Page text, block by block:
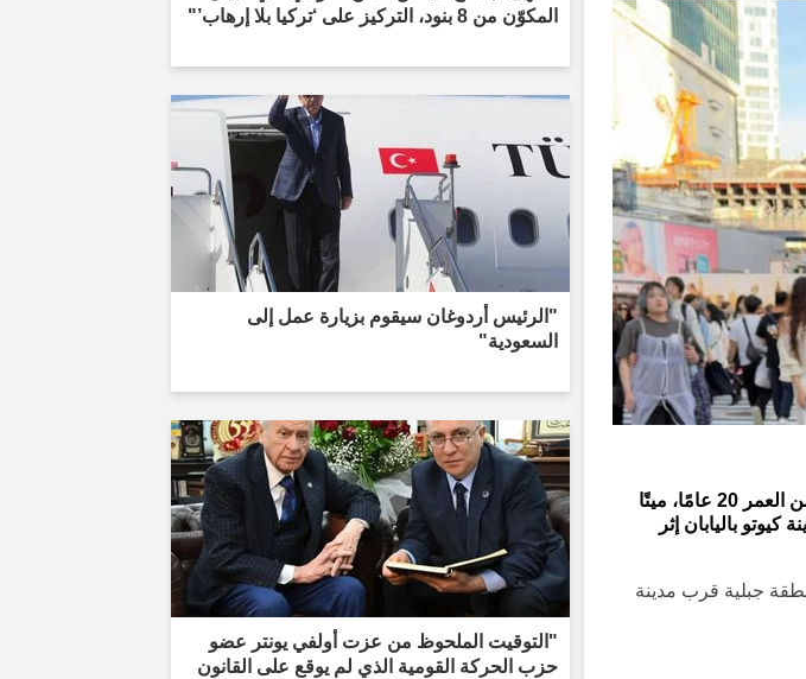
تم العثور على الطالب الجامعي الأمريكي جيمس ويستون هيجينبوثام، البالغ من العمر 20 عامًا، ميتًا
باليابان إثر
يبلغ من العمر 20 عامًا ميتًا في منطقة جبلية قرب مدينة
المكوّن من 8 بنود، التركيز على ‘تركيا بلا إرهاب’"
"الرئيس أردوغان سيقوم بزيارة عمل إلى
السعودية"
"التوقيت الملحوظ من عزت أولفي يونتر عضو
حزب الحركة القومية الذي لم يوقع على القانون